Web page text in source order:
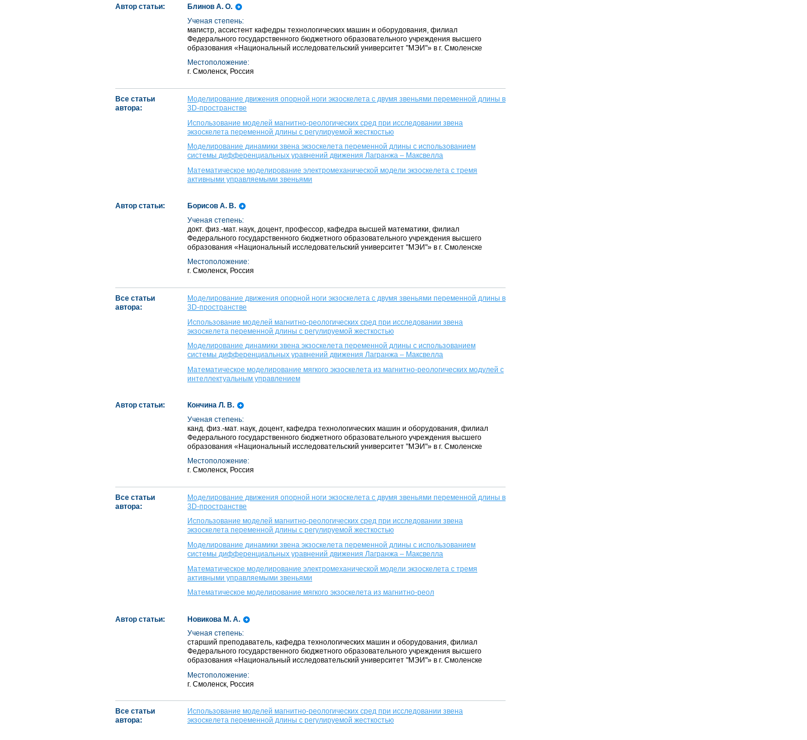
Автор статьи:
Блинов А. О.
Ученая степень:
магистр, ассистент кафедры технологических машин и оборудования, филиал
Федерального государственного бюджетного образовательного учреждения высшего
образования «Национальный исследовательский университет "МЭИ"» в г. Смоленске
Местоположение:
г. Смоленск, Россия
Все статьи
автора:
Моделирование движения опорной ноги экзоскелета с двумя звеньями переменной длины в
3D-пространстве
Использование моделей магнитно-реологических сред при исследовании звена
экзоскелета переменной длины с регулируемой жесткостью
Моделирование динамики звена экзоскелета переменной длины с использованием
системы дифференциальных уравнений движения Лагранжа – Максвелла
Математическое моделирование электромеханической модели экзоскелета с тремя
активными управляемыми звеньями
Автор статьи:
Борисов А. В.
Ученая степень:
докт. физ.-мат. наук, доцент, профессор, кафедра высшей математики, филиал
Федерального государственного бюджетного образовательного учреждения высшего
образования «Национальный исследовательский университет "МЭИ"» в г. Смоленске
Местоположение:
г. Смоленск, Россия
Все статьи
автора:
Моделирование движения опорной ноги экзоскелета с двумя звеньями переменной длины в
3D-пространстве
Использование моделей магнитно-реологических сред при исследовании звена
экзоскелета переменной длины с регулируемой жесткостью
Моделирование динамики звена экзоскелета переменной длины с использованием
системы дифференциальных уравнений движения Лагранжа – Максвелла
Математическое моделирование мягкого экзоскелета из магнитно-реологических модулей с
интеллектуальным управлением
Автор статьи:
Кончина Л. В.
Ученая степень:
канд. физ.-мат. наук, доцент, кафедра технологических машин и оборудования, филиал
Федерального государственного бюджетного образовательного учреждения высшего
образования «Национальный исследовательский университет "МЭИ"» в г. Смоленске
Местоположение:
г. Смоленск, Россия
Все статьи
автора:
Моделирование движения опорной ноги экзоскелета с двумя звеньями переменной длины в
3D-пространстве
Использование моделей магнитно-реологических сред при исследовании звена
экзоскелета переменной длины с регулируемой жесткостью
Моделирование динамики звена экзоскелета переменной длины с использованием
системы дифференциальных уравнений движения Лагранжа – Максвелла
Математическое моделирование электромеханической модели экзоскелета с тремя
активными управляемыми звеньями
Математическое моделирование мягкого экзоскелета из магнитно-реол
Автор статьи:
Новикова М. А.
Ученая степень:
старший преподаватель, кафедра технологических машин и оборудования, филиал
Федерального государственного бюджетного образовательного учреждения высшего
образования «Национальный исследовательский университет "МЭИ"» в г. Смоленске
Местоположение:
г. Смоленск, Россия
Все статьи
автора:
Использование моделей магнитно-реологических сред при исследовании звена
экзоскелета переменной длины с регулируемой жесткостью